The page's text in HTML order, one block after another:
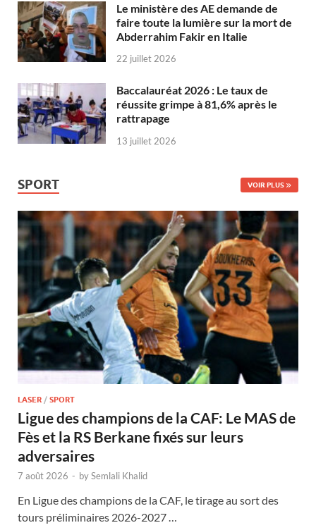
Le ministère des AE demande de
faire toute la lumière sur la mort de
Abderrahim Fakir en Italie
22 juillet 2026
Baccalauréat 2026 : Le taux de
réussite grimpe à 81,6% après le
rattrapage
13 juillet 2026
SPORT VOIR PLUS
LASER / SPORT
Ligue des champions de la CAF: Le MAS de
Fès et la RS Berkane fixés sur leurs
adversaires
7 août 2026 - bySemlali Khalid
En Ligue des champions de la CAF, le tirage au sort des
tours préliminaires 2026-2027 …